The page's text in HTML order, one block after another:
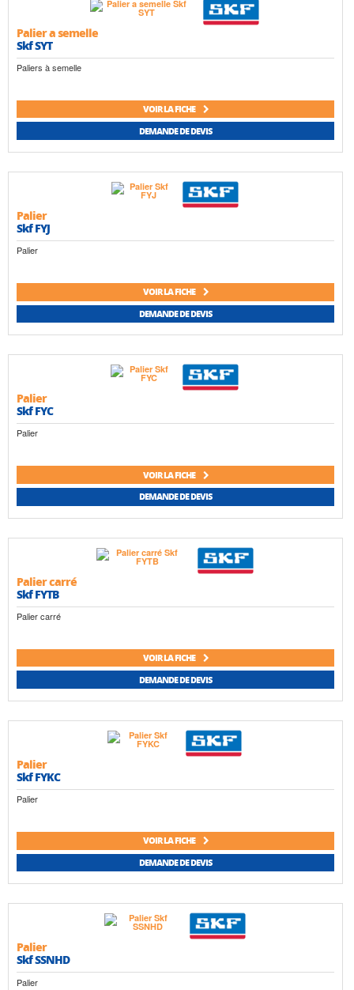
Palier a semelle
Skf SYT
Paliers à semelle
VOIR LA FICHE
DEMANDE DE DEVIS
Palier
Skf FYJ
Palier
VOIR LA FICHE
DEMANDE DE DEVIS
Palier
Skf FYC
Palier
VOIR LA FICHE
DEMANDE DE DEVIS
Palier carré
Skf FYTB
Palier carré
VOIR LA FICHE
DEMANDE DE DEVIS
Palier
Skf FYKC
Palier
VOIR LA FICHE
DEMANDE DE DEVIS
Palier
Skf SSNHD
Palier